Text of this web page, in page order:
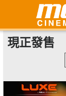
現正發售